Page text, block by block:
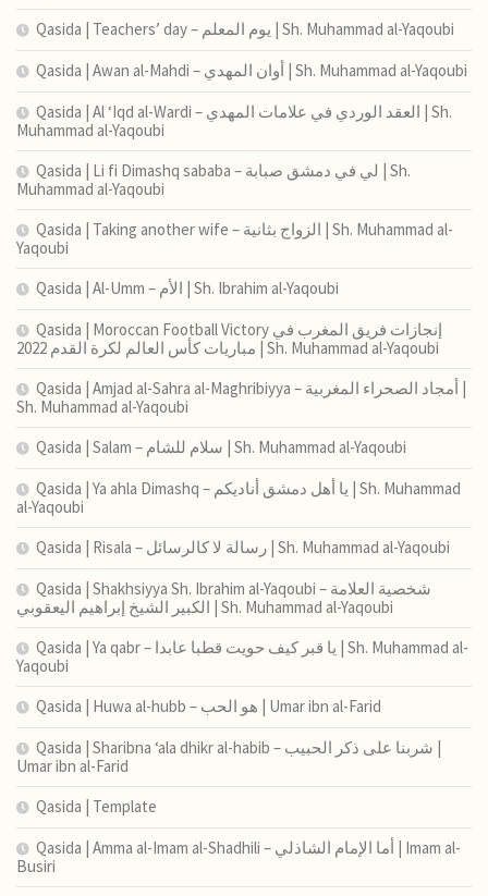
Qasida | Teachers’ day – يوم المعلم | Sh. Muhammad al-Yaqoubi
Qasida | Awan al-Mahdi – أوان المهدي | Sh. Muhammad al-Yaqoubi
Qasida | Al ‘Iqd al-Wardi – العقد الوردي في علامات المهدي | Sh.
Muhammad al-Yaqoubi
Qasida | Li fi Dimashq sababa – لي في دمشق صبابة | Sh.
Muhammad al-Yaqoubi
Qasida | Taking another wife – الزواج بثانية | Sh. Muhammad al-
Yaqoubi
Qasida | Al-Umm – الأم | Sh. Ibrahim al-Yaqoubi
Qasida | Moroccan Football Victory إنجازات فريق المغرب في
مباريات كأس العالم لكرة القدم 2022 | Sh. Muhammad al-Yaqoubi
Qasida | Amjad al-Sahra al-Maghribiyya – أمجاد الصحراء المغربية |
Sh. Muhammad al-Yaqoubi
Qasida | Salam – سلام للشام | Sh. Muhammad al-Yaqoubi
Qasida | Ya ahla Dimashq – يا أهل دمشق أناديكم | Sh. Muhammad
al-Yaqoubi
Qasida | Risala – رسالة لا كالرسائل | Sh. Muhammad al-Yaqoubi
Qasida | Shakhsiyya Sh. Ibrahim al-Yaqoubi – شخصية العلامة
الكبير الشيخ إبراهيم اليعقوبي | Sh. Muhammad al-Yaqoubi
Qasida | Ya qabr – يا قبر كيف حويت قطبا عابدا | Sh. Muhammad al-
Yaqoubi
Qasida | Huwa al-hubb – هو الحب | Umar ibn al-Farid
Qasida | Sharibna ‘ala dhikr al-habib – شربنا على ذكر الحبيب |
Umar ibn al-Farid
Qasida | Template
Qasida | Amma al-Imam al-Shadhili – أما الإمام الشاذلي | Imam al-
Busiri